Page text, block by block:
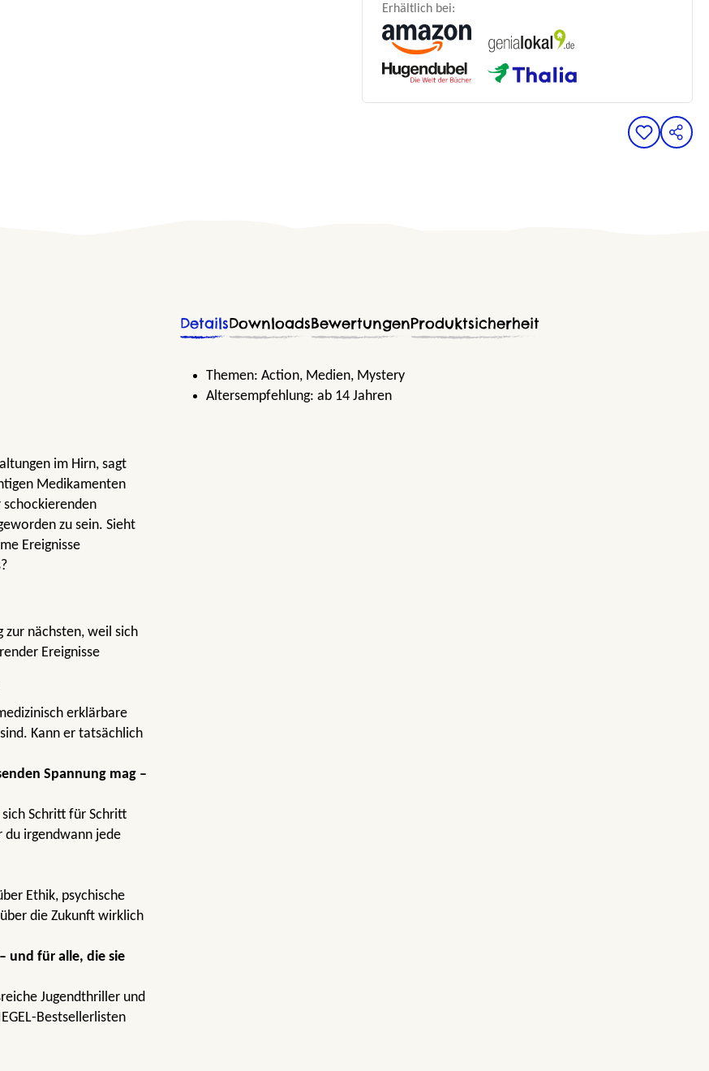
Erhältlich bei:
im Hirn, sagt
Medikamenten
zu sein. Sieht
Ereignisse
nächsten, weil sich
Ereignisse
erklärbare
Kann er tatsächlich
Spannung mag –
Schritt für Schritt
du irgendwann jede
Ethik, psychische
die Zukunft wirklich
und für alle, die sie
Jugendthriller und
Bestsellerlisten
DetailsDownloadsBewertungenProduktsicherheit
Themen: Action, Medien, Mystery
Altersempfehlung: ab 14 Jahren